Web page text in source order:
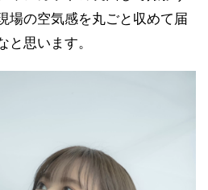
場の空気感を丸ごと収めて届
と思います。